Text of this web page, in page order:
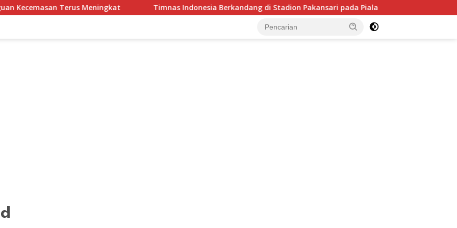
Terus Meningkat Timnas Indonesia Berkandang di Stadion Pakansari pada Piala AFF 2026, Hadapi Kamboja di